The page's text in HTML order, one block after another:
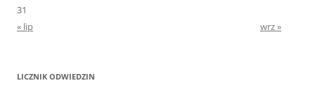
31
« lip
wrz »
LICZNIK ODWIEDZIN